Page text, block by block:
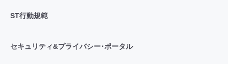
ST行動規範
セキュリティ&プライバシー･ポータル